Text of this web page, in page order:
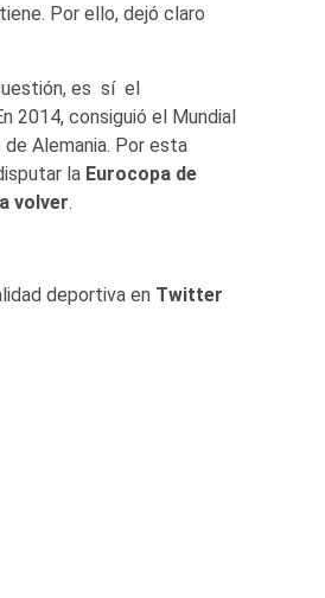
Por ello, dejó claro
es sí el
2014, consiguió el Mundial
Alemania. Por esta
la Eurocopa de
volver.
deportiva en Twitter